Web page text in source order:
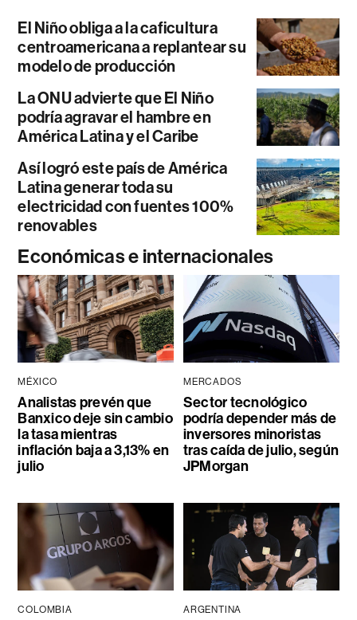
El Niño obliga a la caficultura
centroamericana a replantear su
modelo de producción
La ONU advierte que El Niño
podría agravar el hambre en
América Latina y el Caribe
Así logró este país de América
Latina generar toda su
electricidad con fuentes 100%
renovables
Económicas e internacionales
MÉXICO
Analistas prevén que
Banxico deje sin cambio
la tasa mientras
inflación baja a 3,13% en
julio
MERCADOS
Sector tecnológico
podría depender más de
inversores minoristas
tras caída de julio, según
JPMorgan
COLOMBIA ARGENTINA